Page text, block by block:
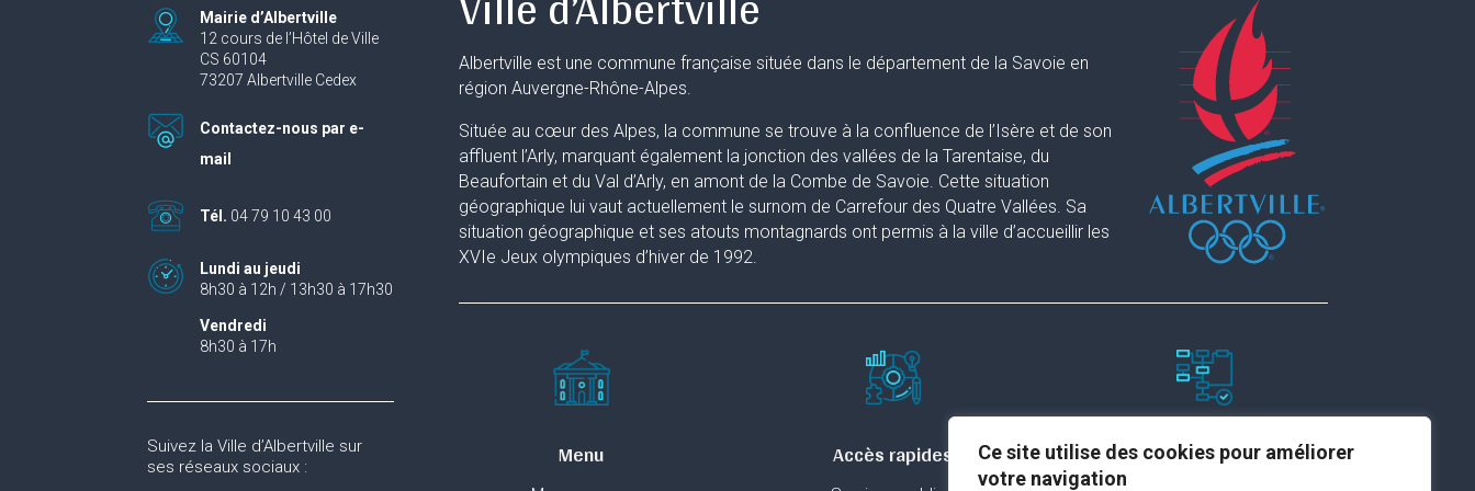
Ce site utilise des cookies pour améliorer
votre navigation
Mairie d’Albertville
12 cours de l’Hôtel de Ville
CS 60104
73207 Albertville Cedex
Contactez-nous par e-
mail
Tél. 04 79 10 43 00
Lundi au jeudi
8h30 à 12h / 13h30 à 17h30
Vendredi
8h30 à 17h
Suivez la Ville d’Albertville sur
ses réseaux sociaux :
Albertville est une commune française située dans le département de la Savoie en
région Auvergne-Rhône-Alpes.
Située au cœur des Alpes, la commune se trouve à la confluence de l’Isère et de son
affluent l’Arly, marquant également la jonction des vallées de la Tarentaise, du
Beaufortain et du Val d’Arly, en amont de la Combe de Savoie. Cette situation
géographique lui vaut actuellement le surnom de Carrefour des Quatre Vallées. Sa
situation géographique et ses atouts montagnards ont permis à la ville d’accueillir les
XVIe Jeux olympiques d’hiver de 1992.
Menu Accès rapides Paramètres du site